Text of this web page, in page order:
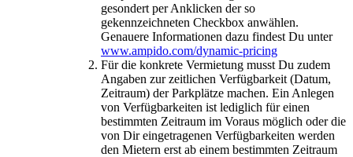
gesondert per Anklicken der so
gekennzeichneten Checkbox anwählen.
Genauere Informationen dazu findest Du unter
www.ampido.com/dynamic-pricing
Für die konkrete Vermietung musst Du zudem
Angaben zur zeitlichen Verfügbarkeit (Datum,
Zeitraum) der Parkplätze machen. Ein Anlegen
von Verfügbarkeiten ist lediglich für einen
bestimmten Zeitraum im Voraus möglich oder die
von Dir eingetragenen Verfügbarkeiten werden
den Mietern erst ab einem bestimmten Zeitraum